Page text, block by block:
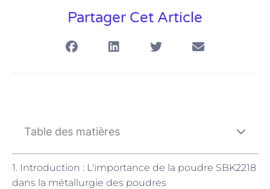
Partager Cet Article
Table des matières
1. Introduction : L'importance de la poudre SBK2218
dans la métallurgie des poudres